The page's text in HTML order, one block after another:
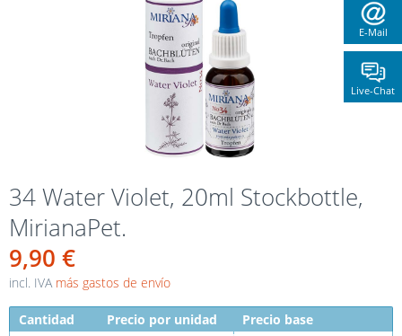
E-Mail
Live-Chat
34 Water Violet, 20ml Stockbottle,
MirianaPet.
9,90 €
incl. IVA más gastos de envío
Cantidad Precio por unidad
Precio base